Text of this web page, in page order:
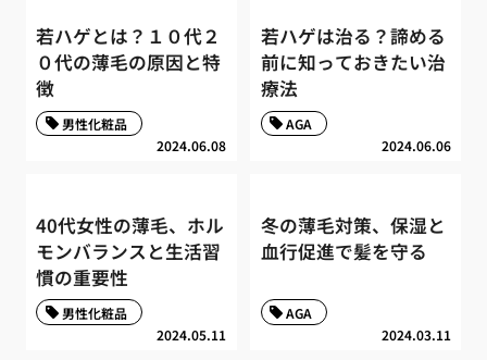
若ハゲとは？１０代２
０代の薄毛の原因と特
徴
2024.06.08
男性化粧品
若ハゲは治る？諦める
前に知っておきたい治
療法
2024.06.06
AGA
40代女性の薄毛、ホル
モンバランスと生活習
慣の重要性
2024.05.11
男性化粧品
冬の薄毛対策、保湿と
血行促進で髪を守る
2024.03.11
AGA